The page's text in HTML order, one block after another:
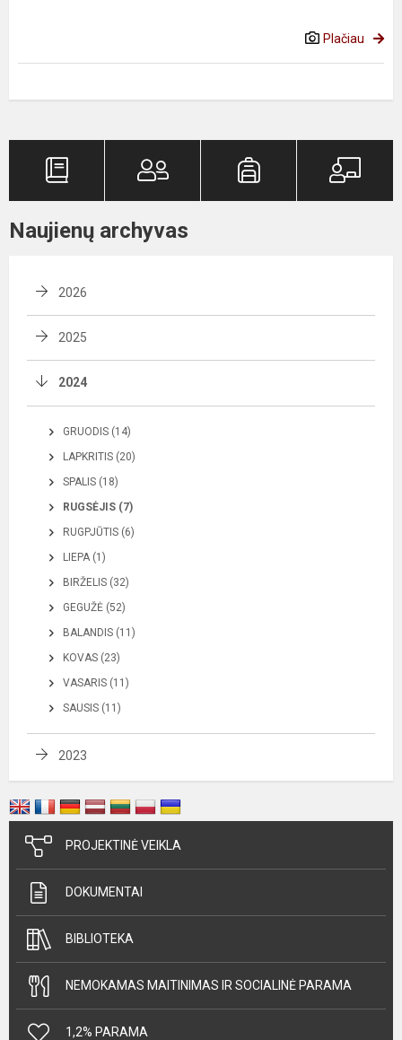
Plačiau
Naujienų archyvas
2026
2025
2024
GRUODIS (14)
LAPKRITIS (20)
SPALIS (18)
RUGSĖJIS (7)
RUGPJŪTIS (6)
LIEPA (1)
BIRŽELIS (32)
GEGUŽĖ (52)
BALANDIS (11)
KOVAS (23)
VASARIS (11)
SAUSIS (11)
2023
PROJEKTINĖ VEIKLA
DOKUMENTAI
BIBLIOTEKA
NEMOKAMAS MAITINIMAS IR SOCIALINĖ PARAMA
1,2% PARAMA